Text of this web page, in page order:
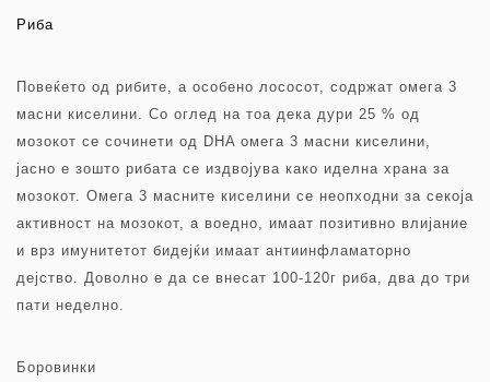
Риба
Повеќето од рибите, a особено лососот, содржат омега 3
масни киселини. Со оглед на тоа дека дури 25 % од
мозокот се сочинети од DHA омега 3 масни киселини,
јасно е зошто рибата се издвојува како иделна храна за
мозокот. Омега 3 масните киселини се неопходни за секоја
активност на мозокот, а воедно, имаат позитивно влијание
и врз имунитетот бидејќи имаат антиинфламаторно
дејство. Доволно е да се внесат 100-120г риба, два до три
пати неделно.
Боровинки